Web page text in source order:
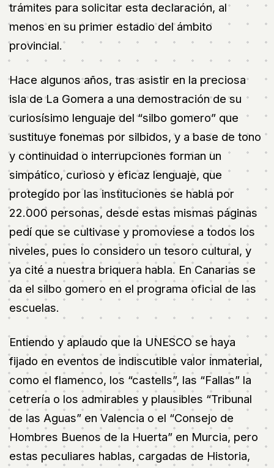
trámites para solicitar esta declaración, al
menos en su primer estadio del ámbito
provincial.
Hace algunos años, tras asistir en la preciosa
isla de La Gomera a una demostración de su
curiosísimo lenguaje del “silbo gomero” que
sustituye fonemas por silbidos, y a base de tono
y continuidad o interrupciones forman un
simpático, curioso y eficaz lenguaje, que
protegido por las instituciones se habla por
22.000 personas, desde estas mismas páginas
pedí que se cultivase y promoviese a todos los
niveles, pues lo considero un tesoro cultural, y
ya cité a nuestra briquera habla. En Canarias se
da el silbo gomero en el programa oficial de las
escuelas.
Entiendo y aplaudo que la UNESCO se haya
fijado en eventos de indiscutible valor inmaterial,
como el flamenco, los “castells”, las “Fallas” la
cetrería o los admirables y plausibles “Tribunal
de las Aguas” en Valencia o el “Consejo de
Hombres Buenos de la Huerta” en Murcia, pero
estas peculiares hablas, cargadas de Historia,